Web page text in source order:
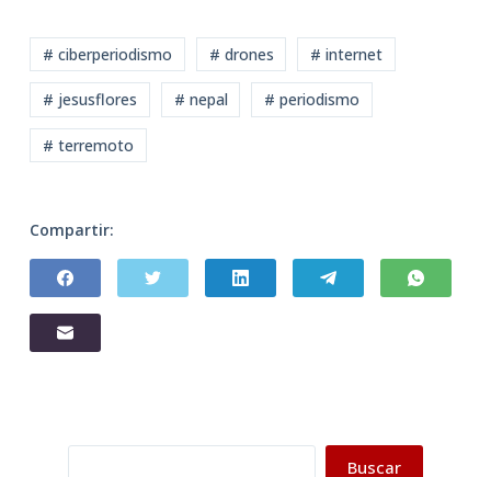
# ciberperiodismo # drones # internet
# jesusflores # nepal # periodismo
# terremoto
Compartir:
Buscar